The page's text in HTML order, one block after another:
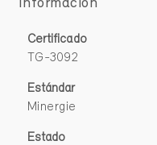
Información
Certificado
TG-3092
Estándar
Minergie
Estado